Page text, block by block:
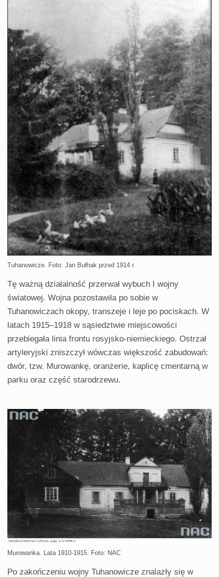
Tuhanowicze. Foto: Jan Bułhak przed 1914 r.
Tę ważną działalność przerwał wybuch I wojny
światowej. Wojna pozostawiła po sobie w
Tuhanowiczach okopy, transzeje i leje po pociskach. W
latach 1915–1918 w sąsiedztwie miejscowości
przebiegała linia frontu rosyjsko-niemieckiego. Ostrzał
artyleryjski zniszczył wówczas większość zabudowań:
dwór, tzw. Murowankę, oranżerie, kaplicę cmentarną w
parku oraz część starodrzewu.
Murowanka. Lata 1910-1915. Foto: NAC
Po zakończeniu wojny Tuhanowicze znalazły się w